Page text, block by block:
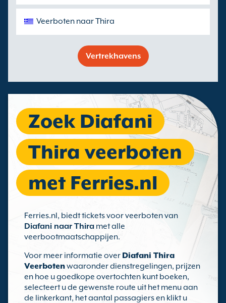
Veerboten naar Thira
Vertrekhavens
Zoek Diafani
Thira veerboten
met Ferries.nl
Ferries.nl, biedt tickets voor veerboten van
Diafani naar Thira met alle
veerbootmaatschappijen.
Voor meer informatie over Diafani Thira
Veerbotenwaaronder dienstregelingen, prijzen
en hoe u goedkope overtochten kunt boeken,
selecteert u de gewenste route uit het menu aan
de linkerkant, het aantal passagiers en klikt u